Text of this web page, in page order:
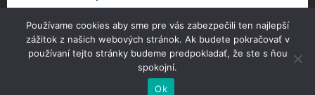
Copyright © 2025 Správa majetku mesta, n.o.,
Partizánske
Používame cookies aby sme pre vás zabezpečili ten najlepší
zážitok z našich webových stránok. Ak budete pokračovať v
používaní tejto stránky budeme predpokladať, že ste s ňou
spokojní.
Ok